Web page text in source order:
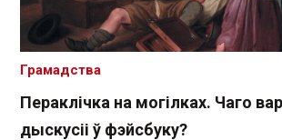
Пераклічка на могілках. Чаго
дыскусіі ў фэйсбуку?
Грамадства